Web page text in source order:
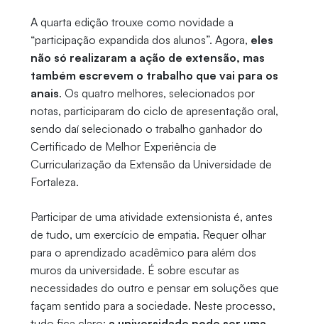
A quarta edição trouxe como novidade a
“participação expandida dos alunos”. Agora, eles
não só realizaram a ação de extensão, mas
também escrevem o trabalho que vai para os
anais. Os quatro melhores, selecionados por
notas, participaram do ciclo de apresentação oral,
sendo daí selecionado o trabalho ganhador do
Certificado de Melhor Experiência de
Curricularização da Extensão da Universidade de
Fortaleza.
Participar de uma atividade extensionista é, antes
de tudo, um exercício de empatia. Requer olhar
para o aprendizado acadêmico para além dos
muros da universidade. É sobre escutar as
necessidades do outro e pensar em soluções que
façam sentido para a sociedade. Neste processo,